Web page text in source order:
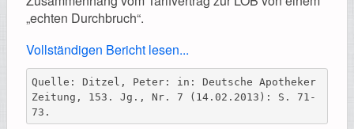
„echten Durchbruch“.
Vollständigen Bericht lesen...
Quelle: Ditzel, Peter: in: Deutsche Apotheker
Zeitung, 153. Jg., Nr. 7 (14.02.2013): S. 71-
73.